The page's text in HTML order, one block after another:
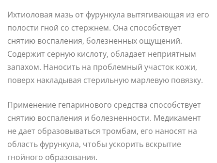
Ихтиоловая мазь от фурункула вытягивающая из его
полости гной со стержнем. Она способствует
снятию воспаления, болезненных ощущений.
Содержит серную кислоту, обладает неприятным
запахом. Наносить на проблемный участок кожи,
поверх накладывая стерильную марлевую повязку.
Применение гепаринового средства способствует
снятию воспаления и болезненности. Медикамент
не дает образовываться тромбам, его наносят на
область фурункула, чтобы ускорить вскрытие
гнойного образования.